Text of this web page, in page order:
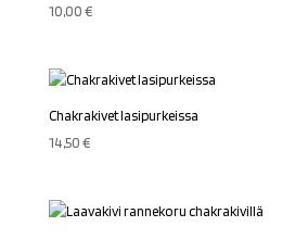
10,00€
Chakrakivet lasipurkeissa
14,50€